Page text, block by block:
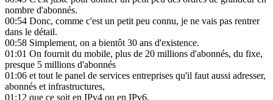
nombre d'abonnés.
00:54 Donc, comme c'est un petit peu connu, je ne vais pas rentrer
dans le détail.
00:58 Simplement, on a bientôt 30 ans d'existence.
01:01 On fournit du mobile, plus de 20 millions d'abonnés, du fixe,
presque 5 millions d'abonnés
01:06 et tout le panel de services entreprises qu'il faut aussi adresser,
abonnés et infrastructures,
01:12 que ce soit en IPv4 ou en IPv6.